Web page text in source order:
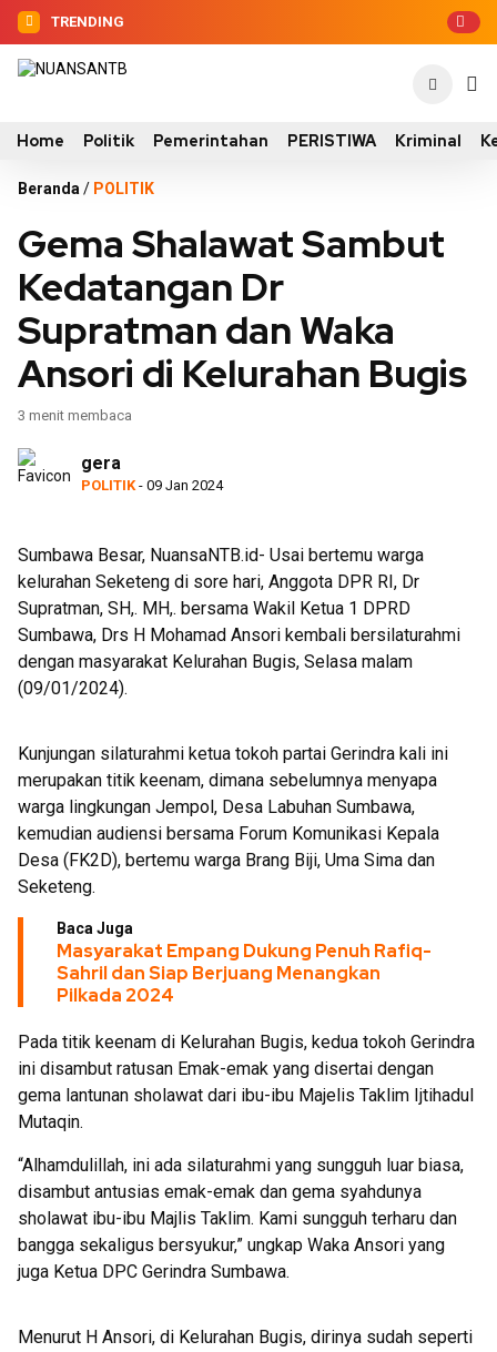
TRENDING
Home Politik Pemerintahan PERISTIWA Kriminal
Beranda / POLITIK
Gema Shalawat Sambut
Kedatangan Dr
Supratman dan Waka
Ansori di Kelurahan Bugis
3 menit membaca
gera
POLITIK - 09 Jan 2024
Sumbawa Besar, NuansaNTB.id- Usai bertemu warga
kelurahan Seketeng di sore hari, Anggota DPR RI, Dr
Supratman, SH,. MH,. bersama Wakil Ketua 1 DPRD
Sumbawa, Drs H Mohamad Ansori kembali bersilaturahmi
dengan masyarakat Kelurahan Bugis, Selasa malam
(09/01/2024).
Kunjungan silaturahmi ketua tokoh partai Gerindra kali ini
merupakan titik keenam, dimana sebelumnya menyapa
warga lingkungan Jempol, Desa Labuhan Sumbawa,
kemudian audiensi bersama Forum Komunikasi Kepala
Desa (FK2D), bertemu warga Brang Biji, Uma Sima dan
Seketeng.
Baca Juga
Masyarakat Empang Dukung Penuh Rafiq-
Sahril dan Siap Berjuang Menangkan
Pilkada 2024
Pada titik keenam di Kelurahan Bugis, kedua tokoh Gerindra
ini disambut ratusan Emak-emak yang disertai dengan
gema lantunan sholawat dari ibu-ibu Majelis Taklim Ijtihadul
Mutaqin.
“Alhamdulillah, ini ada silaturahmi yang sungguh luar biasa,
disambut antusias emak-emak dan gema syahdunya
sholawat ibu-ibu Majlis Taklim. Kami sungguh terharu dan
bangga sekaligus bersyukur,” ungkap Waka Ansori yang
juga Ketua DPC Gerindra Sumbawa.
Menurut H Ansori, di Kelurahan Bugis, dirinya sudah seperti